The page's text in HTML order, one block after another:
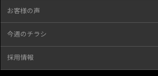
お客様の声
今週のチラシ
採用情報